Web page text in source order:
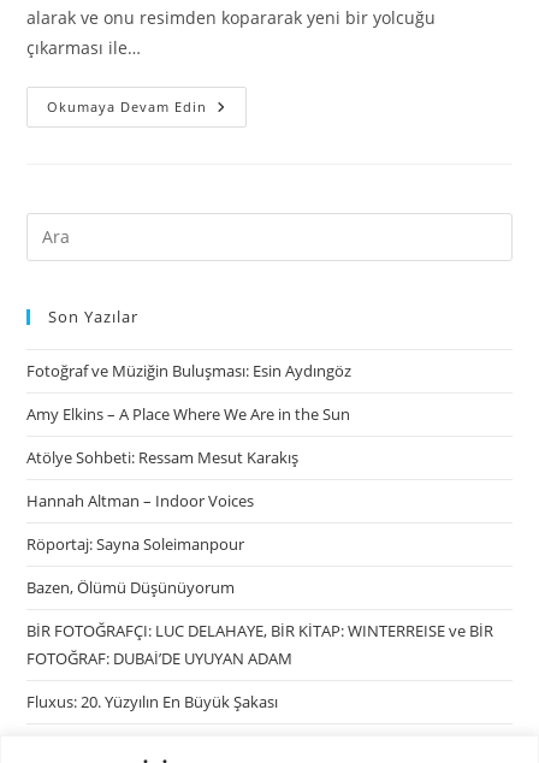
alarak ve onu resimden kopararak yeni bir yolcuğu
çıkarması ile…
Okumaya Devam Edin
Son Yazılar
Fotoğraf ve Müziğin Buluşması: Esin Aydıngöz
Amy Elkins – A Place Where We Are in the Sun
Atölye Sohbeti: Ressam Mesut Karakış
Hannah Altman – Indoor Voices
Röportaj: Sayna Soleimanpour
Bazen, Ölümü Düşünüyorum
BİR FOTOĞRAFÇI: LUC DELAHAYE, BİR KİTAP: WINTERREISE ve BİR
FOTOĞRAF: DUBAİ’DE UYUYAN ADAM
Fluxus: 20. Yüzyılın En Büyük Şakası